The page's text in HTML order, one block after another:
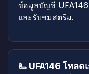
ข้อมูลบัญชี UFA146
และรับชมสตรีม.
🫷 UFA146 โหลด